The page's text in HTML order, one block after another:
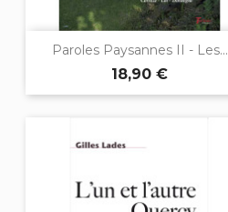
Paroles Paysannes II - Les...
18,90 €